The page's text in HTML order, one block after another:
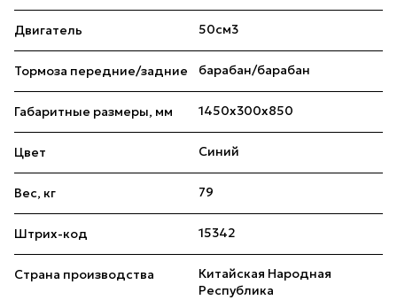
Двигатель 50см3
Тормоза передние/задние барабан/барабан
Габаритные размеры, мм 1450x300x850
Цвет Синий
Вес, кг 79
Штрих-код 15342
Страна производства
Китайская Народная
Республика